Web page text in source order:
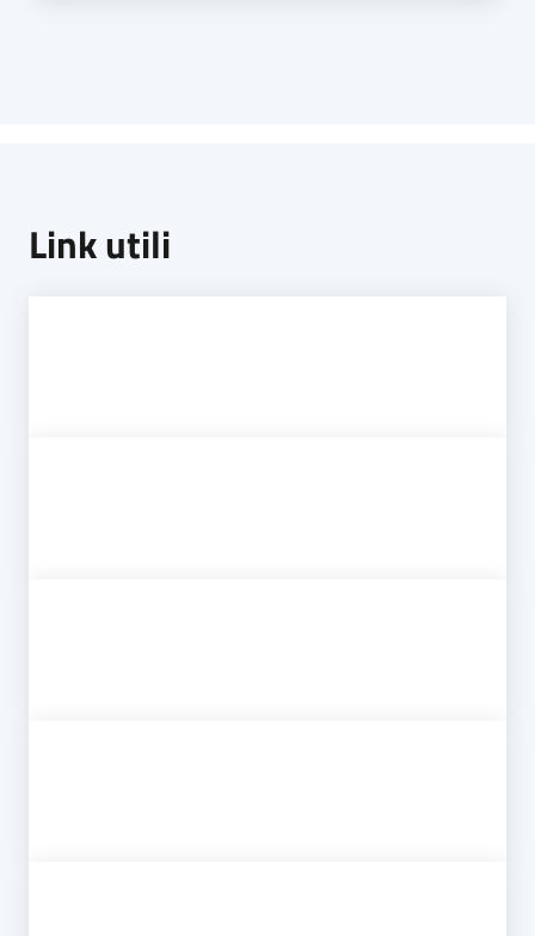
Link utili